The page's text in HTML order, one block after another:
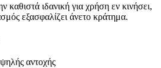
καθιστά ιδανική για χρήση εν κινήσει,
εξασφαλίζει άνετο κράτημα.
αντοχής